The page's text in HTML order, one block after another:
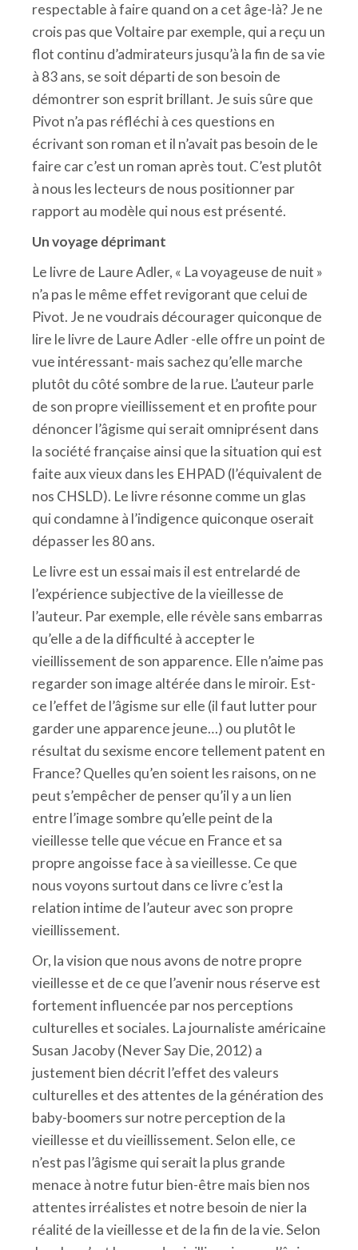
respectable à faire quand on a cet âge-là? Je ne
crois pas que Voltaire par exemple, qui a reçu un
flot continu d’admirateurs jusqu’à la fin de sa vie
à 83 ans, se soit départi de son besoin de
démontrer son esprit brillant. Je suis sûre que
Pivot n’a pas réfléchi à ces questions en
écrivant son roman et il n’avait pas besoin de le
faire car c’est un roman après tout. C’est plutôt
à nous les lecteurs de nous positionner par
rapport au modèle qui nous est présenté.
Un voyage déprimant
Le livre de Laure Adler, « La voyageuse de nuit »
n’a pas le même effet revigorant que celui de
Pivot. Je ne voudrais décourager quiconque de
lire le livre de Laure Adler -elle offre un point de
vue intéressant- mais sachez qu’elle marche
plutôt du côté sombre de la rue. L’auteur parle
de son propre vieillissement et en profite pour
dénoncer l’âgisme qui serait omniprésent dans
la société française ainsi que la situation qui est
faite aux vieux dans les EHPAD (l’équivalent de
nos CHSLD). Le livre résonne comme un glas
qui condamne à l’indigence quiconque oserait
dépasser les 80 ans.
Le livre est un essai mais il est entrelardé de
l’expérience subjective de la vieillesse de
l’auteur. Par exemple, elle révèle sans embarras
qu’elle a de la difficulté à accepter le
vieillissement de son apparence. Elle n’aime pas
regarder son image altérée dans le miroir. Est-
ce l’effet de l’âgisme sur elle (il faut lutter pour
garder une apparence jeune…) ou plutôt le
résultat du sexisme encore tellement patent en
France? Quelles qu’en soient les raisons, on ne
peut s’empêcher de penser qu’il y a un lien
entre l’image sombre qu’elle peint de la
vieillesse telle que vécue en France et sa
propre angoisse face à sa vieillesse. Ce que
nous voyons surtout dans ce livre c’est la
relation intime de l’auteur avec son propre
vieillissement.
Or, la vision que nous avons de notre propre
vieillesse et de ce que l’avenir nous réserve est
fortement influencée par nos perceptions
culturelles et sociales. La journaliste américaine
Susan Jacoby (Never Say Die, 2012) a
justement bien décrit l’effet des valeurs
culturelles et des attentes de la génération des
baby-boomers sur notre perception de la
vieillesse et du vieillissement. Selon elle, ce
n’est pas l’âgisme qui serait la plus grande
menace à notre futur bien-être mais bien nos
attentes irréalistes et notre besoin de nier la
réalité de la vieillesse et de la fin de la vie. Selon